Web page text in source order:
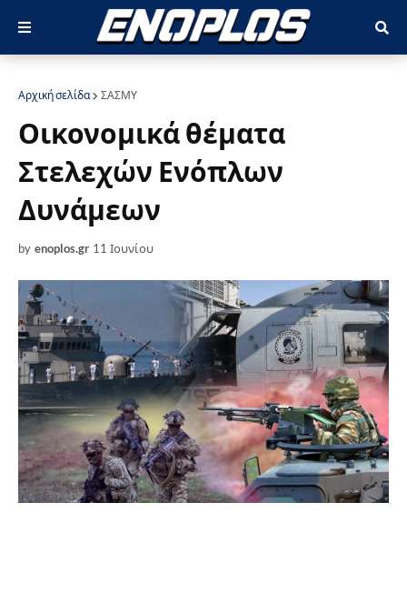
Αρχική σελίδα ΣΑΣΜΥ
Οικονομικά θέματα
Στελεχών Ενόπλων
Δυνάμεων
by enoplos.gr 11 Ιουνίου